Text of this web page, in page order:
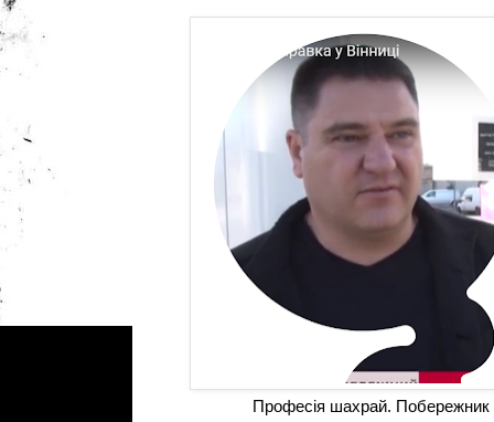
Професія шахрай.